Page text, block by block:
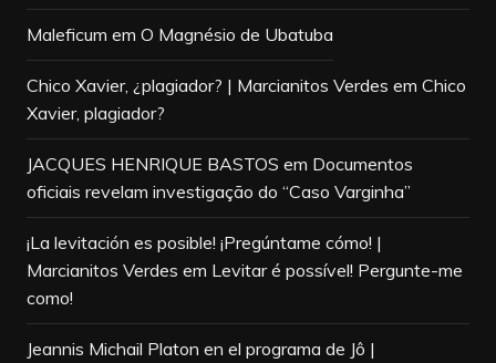
Maleficum em O Magnésio de Ubatuba
Chico Xavier, ¿plagiador? | Marcianitos Verdes em Chico
Xavier, plagiador?
JACQUES HENRIQUE BASTOS em Documentos
oficiais revelam investigação do “Caso Varginha”
¡La levitación es posible! ¡Pregúntame cómo! |
Marcianitos Verdes em Levitar é possível! Pergunte-me
como!
Jeannis Michail Platon en el programa de Jô |